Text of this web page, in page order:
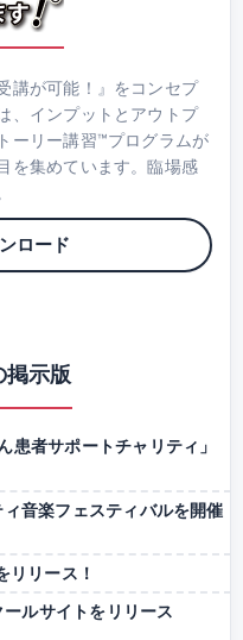
講が可能！』をコンセプ
、インプットとアウトプ
ーリー講習™プログラムが
を集めています。臨場感
ロード
掲示版
患者サポートチャリティ」
音楽フェスティバルを開催
リリース！
ルサイトをリリース